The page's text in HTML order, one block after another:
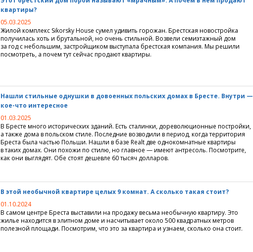
квартиры?
05.03.2025
Жилой комплекс Sikorsky House сумел удивить горожан. Брестская новостройка
получилась хоть и брутальной, но очень стильной. Возвели семиэтажный дом
за год с небольшим, застройщиком выступала брестская компания. Мы решили
посмотреть, а почем тут сейчас продают квартиры.
Нашли стильные однушки в довоенных польских домах в Бресте. Внутри —
кое-что интересное
01.03.2025
В Бресте много исторических зданий. Есть сталинки, дореволюционные постройки,
а также дома в польском стиле. Последние возводили в период, когда территория
Бреста была частью Польши. Нашли в базе Realt две однокомнатные квартиры
в таких домах. Они похожи по стилю, но главное — имеют антресоль. Посмотрите,
как они выглядят. Обе стоят дешевле 60 тысяч долларов.
В этой необычной квартире целых 9 комнат. А сколько такая стоит?
01.10.2024
В самом центре Бреста выставили на продажу весьма необычную квартиру. Это
жилье находится в элитном доме и насчитывает около 500 квадратных метров
полезной площади. Посмотрим, что это за квартира и узнаем, сколько она стоит.